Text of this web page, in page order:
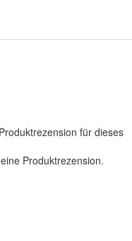
für dieses
Produktrezension.